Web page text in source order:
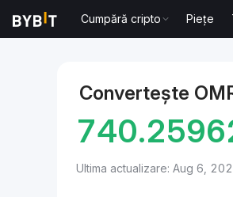
Cumpără cripto Piețe
Convertește
Ultima actualizare: Aug 6,